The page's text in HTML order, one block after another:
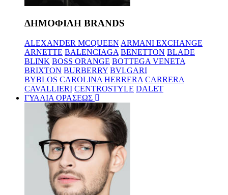
ΔΗΜΟΦΙΛΗ BRANDS
ALEXANDER MCQUEEN ARMANI EXCHANGE
ARNETTE BALENCIAGA BENETTON BLADE
BLINK BOSS ORANGE BOTTEGA VENETA
BRIXTON BURBERRY BVLGARI
BYBLOS CAROLINA HERRERA CARRERA
CAVALLIERI CENTROSTYLE DALET
ΓΥΑΛΙΑ ΟΡΑΣΕΩΣ